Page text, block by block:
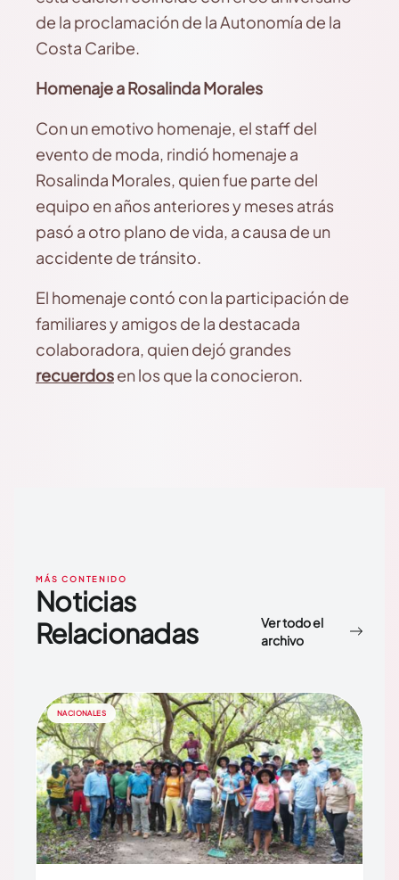
de la proclamación de la Autonomía de la
Costa Caribe.
Homenaje a Rosalinda Morales
Con un emotivo homenaje, el staff del
evento de moda, rindió homenaje a
Rosalinda Morales, quien fue parte del
equipo en años anteriores y meses atrás
pasó a otro plano de vida, a causa de un
accidente de tránsito.
El homenaje contó con la participación de
familiares y amigos de la destacada
colaboradora, quien dejó grandes
recuerdosen los que la conocieron.
MÁS CONTENIDO
Noticias
Relacionadas
Ver todo el
archivo
NACIONALES